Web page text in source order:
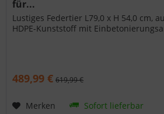
für...
Lustiges Federtier L79,0 x H 54,0 cm,
HDPE-Kunststoff mit
489,99 € 619,99 €
Merken Sofort lieferbar